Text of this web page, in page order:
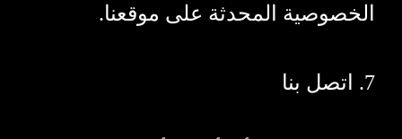
الخصوصية المحدثة على موقعنا.
7. اتصل بنا